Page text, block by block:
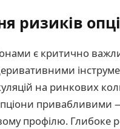
ризиків
є критично
на ринкових
привабливими
профілю. Глибоке